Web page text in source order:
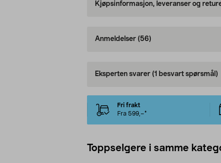
Kjøpsinformasjon, leveranser og
Anmeldelser (56)
Eksperten svarer (1 besvart spørsmål)
Fri frakt
Fra 599,–*
Toppselgere i samme